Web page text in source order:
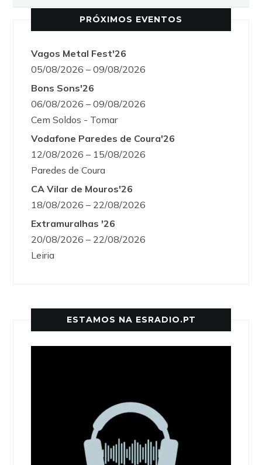
PRÓXIMOS EVENTOS
Vagos Metal Fest'26
05/08/2026 – 09/08/2026
Bons Sons'26
06/08/2026 – 09/08/2026
Cem Soldos - Tomar
Vodafone Paredes de Coura'26
12/08/2026 – 15/08/2026
Paredes de Coura
CA Vilar de Mouros'26
18/08/2026 – 22/08/2026
Extramuralhas '26
20/08/2026 – 22/08/2026
Leiria
ESTAMOS NA ESRADIO.PT